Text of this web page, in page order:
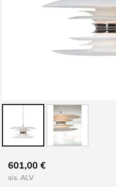
to
the
601,00 €
sis. ALV